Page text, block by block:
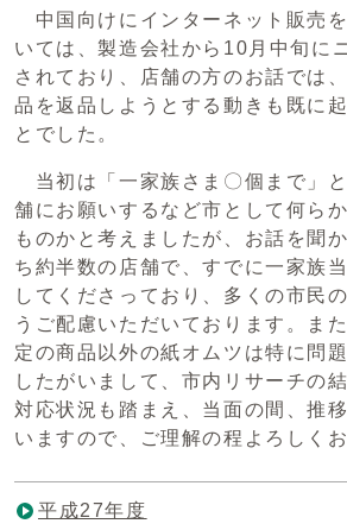
中国向けにインターネット販売
いては、製造会社から10月中旬に
されており、店舗の方のお話では
品を返品しようとする動きも既に
とでした。
当初は「一家族さま〇個まで」
舗にお願いするなど市として何ら
ものかと考えましたが、お話を聞
ち約半数の店舗で、すでに一家族
してくださっており、多くの市民
うご配慮いただいております。ま
定の商品以外の紙オムツは特に問
したがいまして、市内リサーチの
対応状況も踏まえ、当面の間、推
いますので、ご理解の程よろしく
平成27年度